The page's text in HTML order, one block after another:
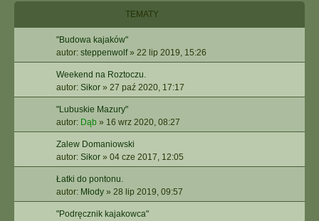
TEMATY
"Budowa kajaków"
autor: steppenwolf» 22 lip 2019, 15:26
Weekend na Roztoczu.
autor: Sikor » 27 paź 2020, 17:17
"Lubuskie Mazury"
autor: Dąb » 16 wrz 2020, 08:27
Zalew Domaniowski
autor: Sikor » 04 cze 2017, 12:05
Łatki do pontonu.
autor: Młody » 28 lip 2019, 09:57
"Podręcznik kajakowca"